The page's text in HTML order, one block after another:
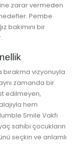
zarar vermeden
Pembe
bakımını bir
vizyonuyla
zamanda bir
edilmeyen,
hem
Smile Vakfı
sahibi çocukların
seçkin ve anlamlı